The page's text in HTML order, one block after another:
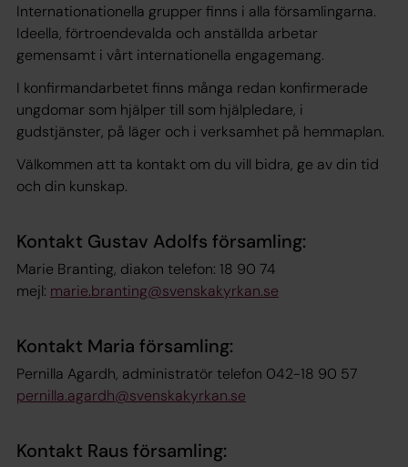
Internationationella grupper finns i alla församlingarna.
Ideella, förtroendevalda och anställda arbetar
gemensamt i vårt internationella engagemang.
I konfirmandarbetet finns många redan konfirmerade
ungdomar som hjälper till som hjälpledare, i
gudstjänster, på läger och i verksamhet på hemmaplan.
Välkommen att ta kontakt om du vill bidra, ge av din tid
och din kunskap.
Kontakt Gustav Adolfs församling:
Marie Branting, diakon telefon: 18 90 74
mejl: marie.branting@svenskakyrkan.se
Kontakt Maria församling:
Pernilla Agardh, administratör telefon 042-18 90 57
pernilla.agardh@svenskakyrkan.se
Kontakt Raus församling: